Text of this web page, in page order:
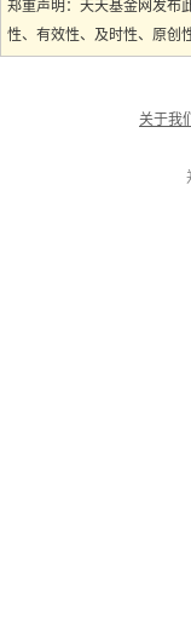
郑重声明：天天基金网发布
性、有效性、及时性、原创
关于我们